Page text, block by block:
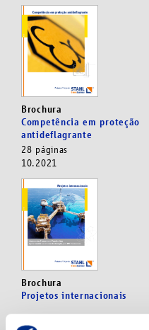
Brochura
Competência em proteção
antideflagrante
28 páginas
10.2021
Brochura
Projetos internacionais
8 páginas